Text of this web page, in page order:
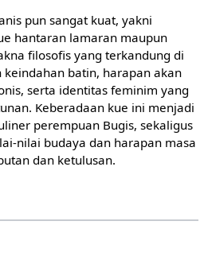
pun sangat kuat, yakni
hantaran lamaran maupun
filosofis yang terkandung di
batin, harapan akan
serta identitas feminim yang
Keberadaan kue ini menjadi
perempuan Bugis, sekaligus
nilai budaya dan harapan masa
dan ketulusan.